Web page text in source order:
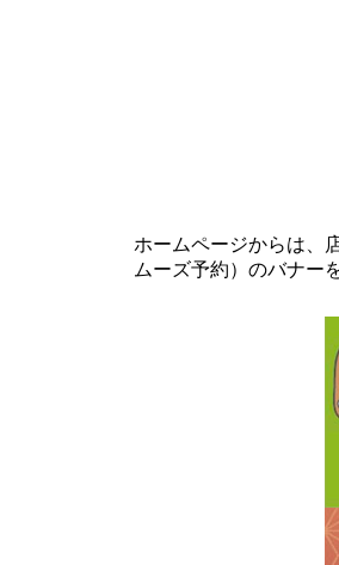
ホームページからは、
ムーズ予約）のバナー